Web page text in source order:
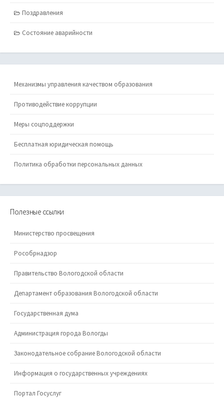
Поздравления
Состояние аварийности
Механизмы управления качеством образования
Противодействие коррупции
Меры соцподдержки
Бесплатная юридическая помощь
Политика обработки персональных данных
Полезные ссылки
Министерство просвещения
Рособрнадзор
Правительство Вологодской области
Департамент образования Вологодской области
Государственная дума
Администрация города Вологды
Законодательное собрание Вологодской области
Информация о государственных учреждениях
Портал Госуслуг